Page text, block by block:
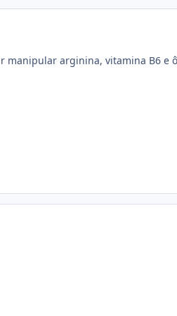
manipular arginina, vitamina B6 e